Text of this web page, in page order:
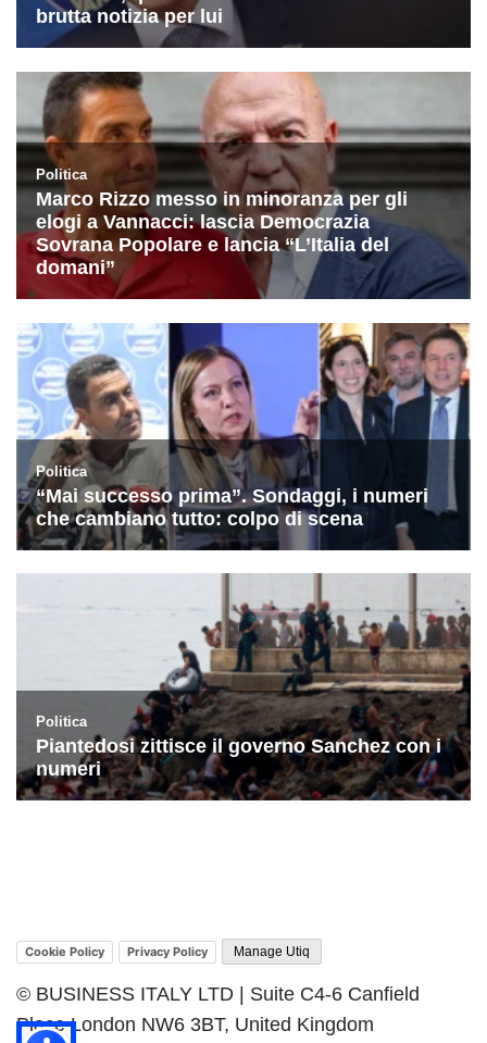
Cookie Policy Privacy Policy Manage Utiq
© BUSINESS ITALY LTD | Suite C4-6 Canfield
Place London NW6 3BT, United Kingdom